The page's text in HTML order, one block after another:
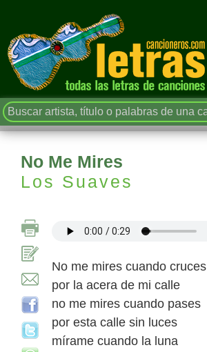
No Me Mires
Los Suaves
No me mires cuando cruces
por la acera de mi calle
no me mires cuando pases
por esta calle sin luces
mírame cuando la luna